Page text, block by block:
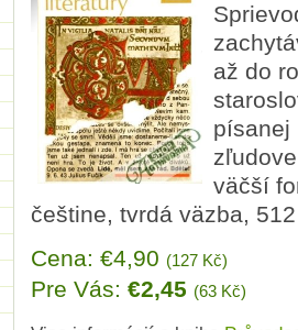
až do
písanej
väčší
češtine, tvrdá väzba,
Cena: €4,90 (127 Kč)
Pre Vás: €2,45 (63 Kč)